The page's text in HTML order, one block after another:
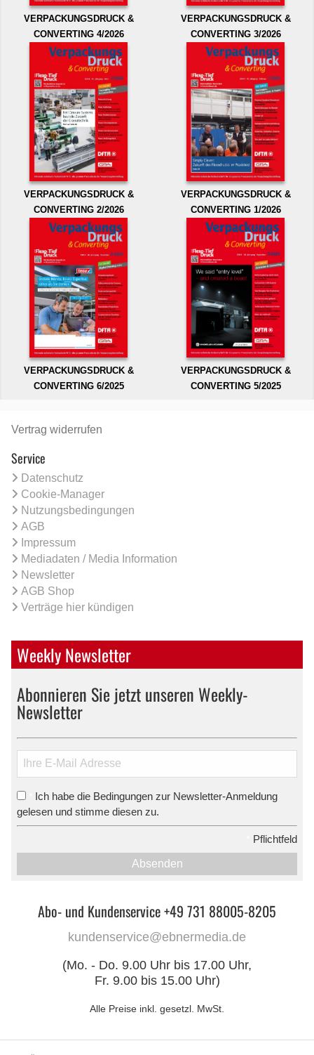
VERPACKUNGSDRUCK &
CONVERTING 4/2026
VERPACKUNGSDRUCK &
CONVERTING 3/2026
VERPACKUNGSDRUCK &
CONVERTING 2/2026
VERPACKUNGSDRUCK &
CONVERTING 1/2026
VERPACKUNGSDRUCK &
CONVERTING 6/2025
VERPACKUNGSDRUCK &
CONVERTING 5/2025
Vertrag widerrufen
Service
Datenschutz
Cookie-Manager
Nutzungsbedingungen
AGB
Impressum
Mediadaten / Media Information
Newsletter
AGB Shop
Verträge hier kündigen
Weekly Newsletter
Abonnieren Sie jetzt unseren Weekly-
Newsletter
Ich habe die Bedingungen zur Newsletter-Anmeldung
gelesen und stimme diesen zu.
Pflichtfeld
Absenden
Abo- und Kundenservice +49 731 88005-8205
kundenservice@ebnermedia.de
(Mo. - Do. 9.00 Uhr bis 17.00 Uhr,
Fr. 9.00 bis 15.00 Uhr)
Alle Preise inkl. gesetzl. MwSt.